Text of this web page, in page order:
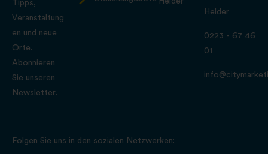
Tipps,
Veranstaltung
en und neue
Orte.
Abonnieren
Sie unseren
Newsletter.
Helder
0223 - 67 46
01
Folgen Sie uns in den sozialen Netzwerken: